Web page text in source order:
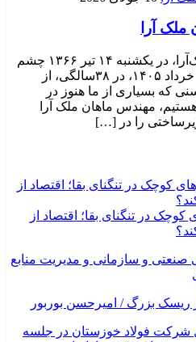
آرا
به گزارش کلام قلم، ماهان ملک‌آرا، در یکشنبه ۱۴ تیر ۱۳۶۶ چشم
به جهان گشود و در یکشنبه ۱۷ خرداد ۱۴۰۵، در ۳۸سالگی، از
که بسیاری از ما هنوز در
مهندس ماهان ملک آرا
را در […]
در تنگنای بقا؛ اقتصاد از
صنعتی و سازمانی و مدیریت منابع
ریسک بزرگ / امیرحسن بوربور
شرکت فولاد خوزستان در جلسه